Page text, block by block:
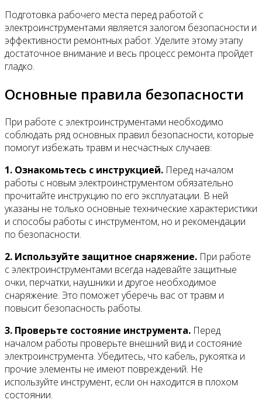
Подготовка рабочего места перед работой с
электроинструментами является залогом безопасности и
эффективности ремонтных работ. Уделите этому этапу
достаточное внимание и весь процесс ремонта пройдет
гладко.
Основные правила безопасности
При работе с электроинструментами необходимо
соблюдать ряд основных правил безопасности, которые
помогут избежать травм и несчастных случаев:
1. Ознакомьтесь с инструкцией. Перед началом
работы с новым электроинструментом обязательно
прочитайте инструкцию по его эксплуатации. В ней
указаны не только основные технические характеристики
и способы работы с инструментом, но и рекомендации
по безопасности.
2. Используйте защитное снаряжение. При работе
с электроинструментами всегда надевайте защитные
очки, перчатки, наушники и другое необходимое
снаряжение. Это поможет уберечь вас от травм и
повысит безопасность работы.
3. Проверьте состояние инструмента. Перед
началом работы проверьте внешний вид и состояние
электроинструмента. Убедитесь, что кабель, рукоятка и
прочие элементы не имеют повреждений. Не
используйте инструмент, если он находится в плохом
состоянии.